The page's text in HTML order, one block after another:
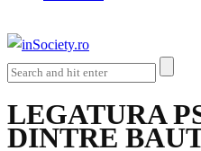
LEGATURA
DINTRE